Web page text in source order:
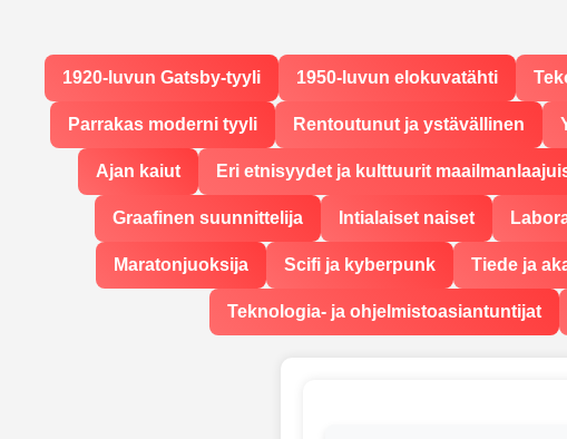
1920-luvun Gatsby-tyyli 1950-luvun elokuvatähti
Parrakas moderni tyyli Rentoutunut ja ystävällinen
Ajan kaiut Eri etnisyydet ja kulttuurit
Graafinen suunnittelija Intialaiset naiset
Maratonjuoksija Scifi ja kyberpunk Tiede ja
Teknologia- ja ohjelmistoasiantuntijat